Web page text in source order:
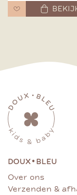
DOUX• BLEU
Over ons
Verzenden &